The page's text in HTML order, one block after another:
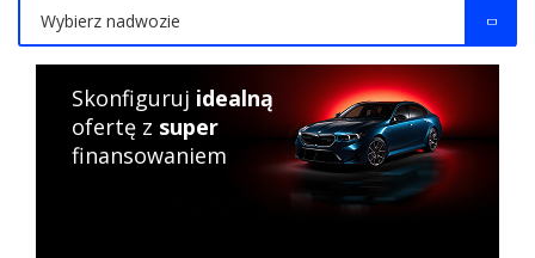
Wybierz nadwozie
Skonfiguruj idealną
ofertę z super
finansowaniem